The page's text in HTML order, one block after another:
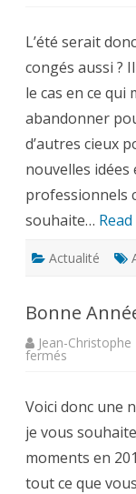
d’évasion
sur
BPM
Bulletin
L’été serait
congés aussi ?
le cas en ce qui
abandonner
d’autres cieux
nouvelles idées
professionnels
souhaite…
Actualité
Bonne
Jean-Christophe
fermés
Voici donc une
je vous
moments en
tout ce que